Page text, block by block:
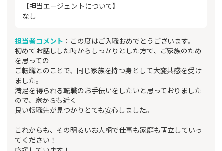
【担当エージェントについて】
なし
担当者コメント ：この度はご入職おめでとうございます。
初めてお話しした時からしっかりとした方で、ご家族のため
を思っての
ご転職とのことで、同じ家族を持つ身として大変共感を受け
ました。
満足を得られる転職のお手伝いをしたいと思っておりました
ので、家からも近く
良い転職先が見つかりとても安心しました。
これからも、その明るいお人柄で仕事も家庭も両立していっ
てください！